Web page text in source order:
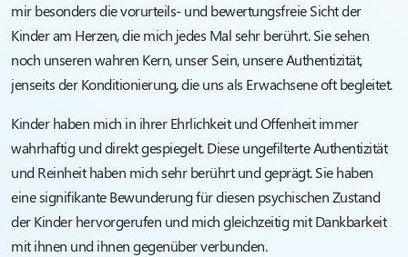
mir besonders die vorurteils- und bewertungsfreie Sicht der
Kinder am Herzen, die mich jedes Mal sehr berührt. Sie sehen
noch unseren wahren Kern, unser Sein, unsere Authentizität,
jenseits der Konditionierung, die uns als Erwachsene oft begleitet.
Kinder haben mich in ihrer Ehrlichkeit und Offenheit immer
wahrhaftig und direkt gespiegelt. Diese ungefilterte Authentizität
und Reinheit haben mich sehr berührt und geprägt. Sie haben
eine signifikante Bewunderung für diesen psychischen Zustand
der Kinder hervorgerufen und mich gleichzeitig mit Dankbarkeit
mit ihnen und ihnen gegenüber verbunden.